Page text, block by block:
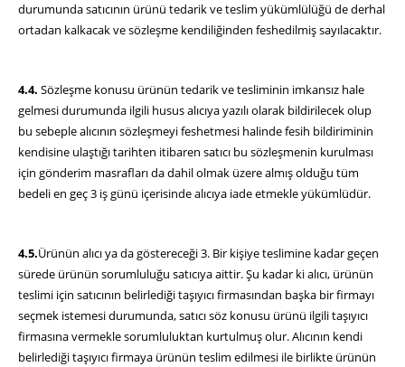
durumunda satıcının ürünü tedarik ve teslim yükümlülüğü de derhal
ortadan kalkacak ve sözleşme kendiliğinden feshedilmiş sayılacaktır.
4.4. Sözleşme konusu ürünün tedarik ve tesliminin imkansız hale
gelmesi durumunda ilgili husus alıcıya yazılı olarak bildirilecek olup
bu sebeple alıcının sözleşmeyi feshetmesi halinde fesih bildiriminin
kendisine ulaştığı tarihten itibaren satıcı bu sözleşmenin kurulması
için gönderim masrafları da dahil olmak üzere almış olduğu tüm
bedeli en geç 3 iş günü içerisinde alıcıya iade etmekle yükümlüdür.
4.5.Ürünün alıcı ya da göstereceği 3. Bir kişiye teslimine kadar geçen
sürede ürünün sorumluluğu satıcıya aittir. Şu kadar ki alıcı, ürünün
teslimi için satıcının belirlediği taşıyıcı firmasından başka bir firmayı
seçmek istemesi durumunda, satıcı söz konusu ürünü ilgili taşıyıcı
firmasına vermekle sorumluluktan kurtulmuş olur. Alıcının kendi
belirlediği taşıyıcı firmaya ürünün teslim edilmesi ile birlikte ürünün